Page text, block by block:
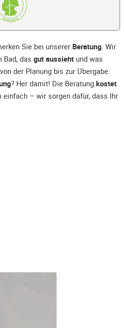
Sie bei unserer Beratung. Wir
Bad, das gut aussieht und was
der Planung bis zur Übergabe.
? Her damit! Die Beratung kostet
einfach – wir sorgen dafür, dass Ihr